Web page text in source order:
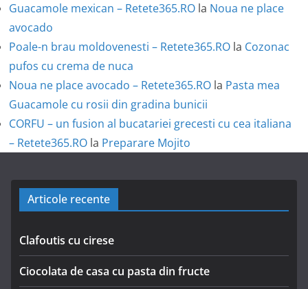
Guacamole mexican – Retete365.RO la Noua ne place
avocado
Poale-n brau moldovenesti – Retete365.RO la Cozonac
pufos cu crema de nuca
Noua ne place avocado – Retete365.RO la Pasta mea
Guacamole cu rosii din gradina bunicii
CORFU – un fusion al bucatariei grecesti cu cea italiana
– Retete365.RO la Preparare Mojito
Articole recente
Clafoutis cu cirese
Ciocolata de casa cu pasta din fructe